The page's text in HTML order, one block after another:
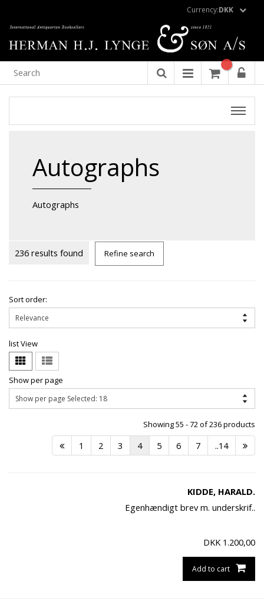
Currency:DKK
Autographs
Autographs
236 results found Refine search
Sort order:
list View
Show per page
Showing 55 - 72 of 236 products
1 2 3 4 5 6 7 ..14
KIDDE, HARALD.
Egenhændigt brev m. underskrif..
DKK 1.200,00
Add to cart